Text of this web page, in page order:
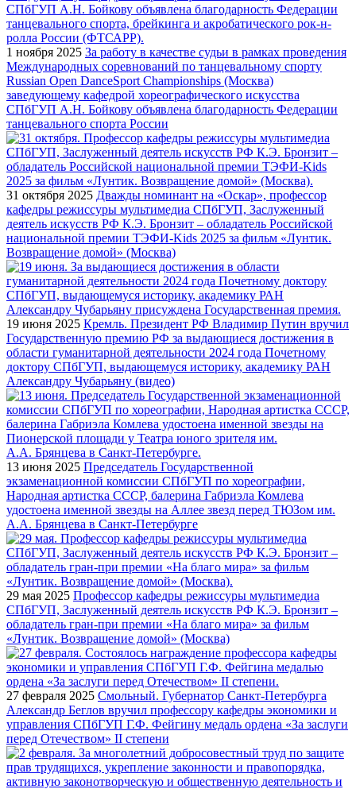
1 ноября 2025 За работу в качестве судьи в рамках проведения
Международных соревнований по танцевальному спорту
Russian Open DanceSport Championships (Москва)
заведующему кафедрой хореографического искусства
СПбГУП А.Н. Бойкову объявлена благодарность Федерации
танцевального спорта России
31 октября 2025 Дважды номинант на «Оскар», профессор
кафедры режиссуры мультимедиа СПбГУП, Заслуженный
деятель искусств РФ К.Э. Бронзит – обладатель Российской
национальной премии ТЭФИ-Kids 2025 за фильм «Лунтик.
Возвращение домой» (Москва)
19 июня 2025 Кремль. Президент РФ Владимир Путин вручил
Государственную премию РФ за выдающиеся достижения в
области гуманитарной деятельности 2024 года Почетному
доктору СПбГУП, выдающемуся историку, академику РАН
Александру Чубарьяну (видео)
13 июня 2025 Председатель Государственной
экзаменационной комиссии СПбГУП по хореографии,
Народная артистка СССР, балерина Габриэла Комлева
удостоена именной звезды на Аллее звезд перед ТЮЗом им.
А.А. Брянцева в Санкт-Петербурге
29 мая 2025 Профессор кафедры режиссуры мультимедиа
СПбГУП, Заслуженный деятель искусств РФ К.Э. Бронзит –
обладатель гран-при премии «На благо мира» за фильм
«Лунтик. Возвращение домой» (Москва)
27 февраля 2025 Смольный. Губернатор Санкт-Петербурга
Александр Беглов вручил профессору кафедры экономики и
управления СПбГУП Г.Ф. Фейгину медаль ордена «За заслуги
перед Отечеством» II степени